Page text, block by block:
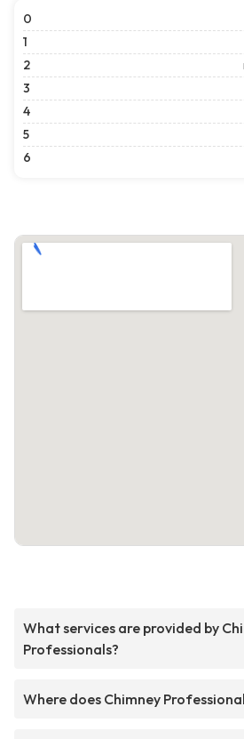
0
1
2
3
4
5
6
What services are provided by
Professionals?
Where does Chimney